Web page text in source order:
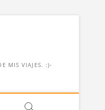
MIS VIAJES. :)-